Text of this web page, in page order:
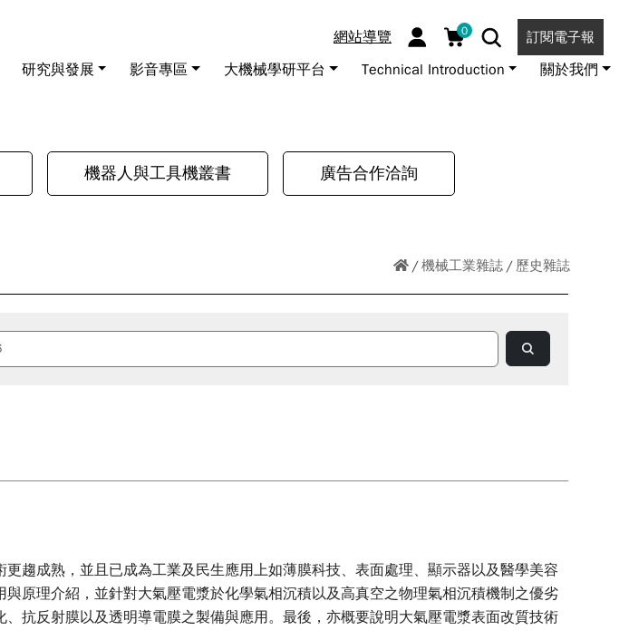
網站導覽 0 訂閱電子報
研究與發展 影音專區 大機械學研平台 Technical Introduction 關於我們
機器人與工具機叢書 廣告合作洽詢
機械工業雜誌 歷史雜誌
趨成熟，並且已成為工業及民生應用上如薄膜科技、表面處理、顯示器以及醫學美容
原理介紹，並針對大氣壓電漿於化學氣相沉積以及高真空之物理氣相沉積機制之優劣
抗反射膜以及透明導電膜之製備與應用。最後，亦概要說明大氣壓電漿表面改質技術